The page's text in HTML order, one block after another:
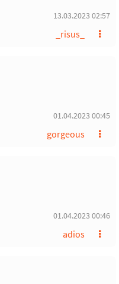
13.03.2023 02:57
_risus_
01.04.2023 00:45
gorgeous
01.04.2023 00:46
adios